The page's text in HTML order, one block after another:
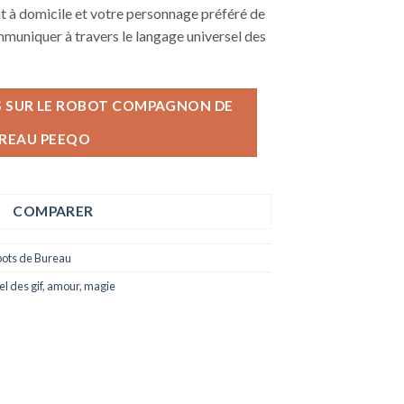
à domicile et votre personnage préféré de
à travers le langage universel des
LE ROBOT COMPAGNON DE
PEEQO
COMPARER
de Bureau
des gif, amour,magie